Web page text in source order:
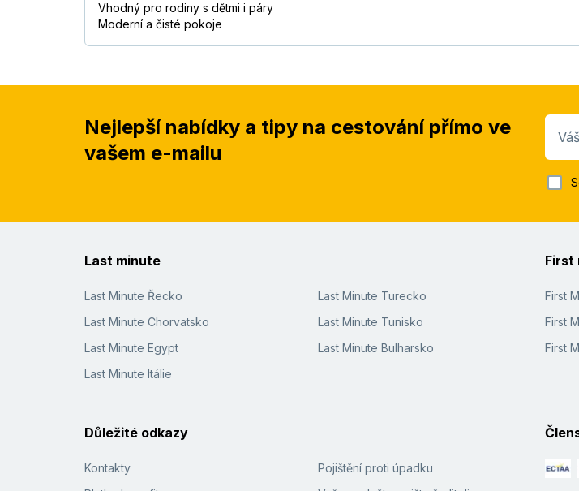
Vhodný pro rodiny s dětmi i páry
Moderní a čisté pokoje
Nejlepší nabídky a tipy na cestování přímo ve
vašem e-mailu
Last minute
Last Minute Řecko
Last Minute Chorvatsko
Last Minute Egypt
Last Minute Itálie
Last Minute Turecko
Last Minute Tunisko
Last Minute Bulharsko
First
First
First
First
Důležité odkazy
Kontakty
Pojištění proti úpadku